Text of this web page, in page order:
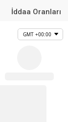
İddaa Oranları
GMT +00:00